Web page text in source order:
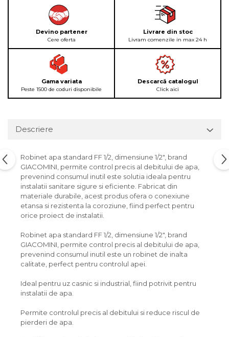
Devino partener
Cere oferta
Livrare din stoc
Livram comenzile in max 24 h
Gama variata
Peste 1500 de coduri disponibile
Descarcă catalogul
Click aici
Descriere
Robinet apa standard FF 1/2, dimensiune 1/2", brand
GIACOMINI, permite control precis al debitului de apa,
prevenind consumul inutil este solutia ideala pentru
instalatii sanitare sigure si eficiente. Fabricat din
materiale durabile, acest produs ofera o conexiune
etansa si rezistenta la coroziune, fiind perfect pentru
orice proiect de instalatii.
Robinet apa standard FF 1/2, dimensiune 1/2", brand
GIACOMINI, permite control precis al debitului de apa,
prevenind consumul inutil este un robinet de inalta
calitate, perfect pentru controlul apei.
Ideal pentru uz casnic si industrial, fiind potrivit pentru
instalatii de apa.
Permite controlul precis al debitului si reduce riscul de
pierderi de apa.